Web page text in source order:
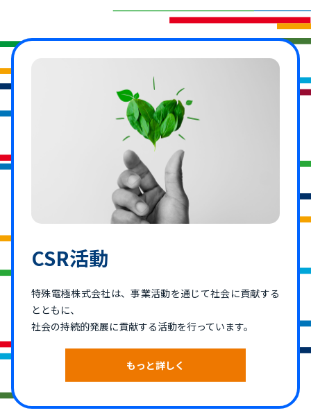
CSR活動
特殊電極株式会社は、事業活動を通じて社会に貢献する
とともに、
社会の持続的発展に貢献する活動を行っています。
もっと詳しく